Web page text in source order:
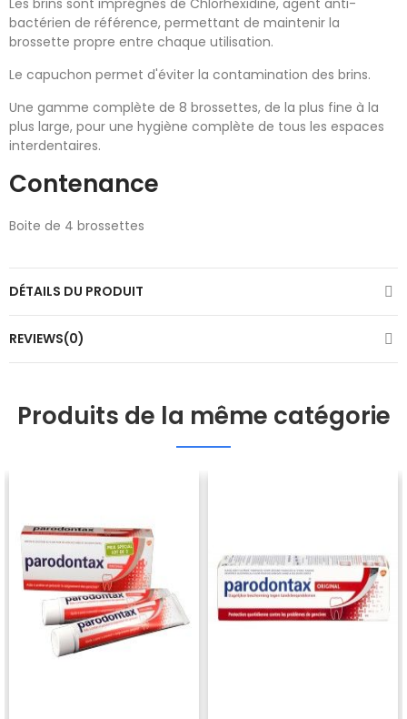
Les brins sont imprégnés de Chlorhexidine, agent anti-
bactérien de référence, permettant de maintenir la
brossette propre entre chaque utilisation.
Le capuchon permet d'éviter la contamination des brins.
Une gamme complète de 8 brossettes, de la plus fine à la
plus large, pour une hygiène complète de tous les espaces
interdentaires.
Contenance
Boite de 4 brossettes
DÉTAILS DU PRODUIT
REVIEWS(0)
Produits de la même catégorie